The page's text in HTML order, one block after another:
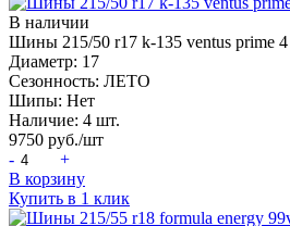
В наличии
Шины 215/50 r17 k-135 ventus prime
Диаметр: 17
Сезонность: ЛЕТО
Шипы: Нет
Наличие: 4 шт.
9750 руб./шт
-
+
В корзину
Купить в 1 клик